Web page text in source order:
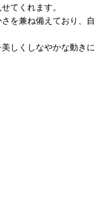
てくれます。
を兼ね備えており、自
しくしなやかな動きに